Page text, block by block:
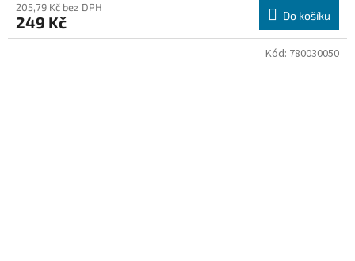
205,79 Kč bez DPH
249 Kč Do košíku
Kód: 780030050